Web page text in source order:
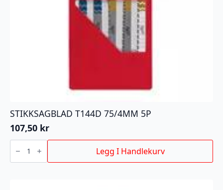
STIKKSAGBLAD T144D 75/4MM 5P
107,50 kr
STIKKSAGBLAD
T144D
75/4MM
5P
Legg I Handlekurv